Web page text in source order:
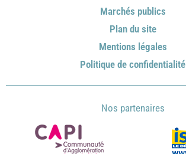
Marchés publics
Plan du site
Mentions légales
Politique de confidentialité
Nos partenaires